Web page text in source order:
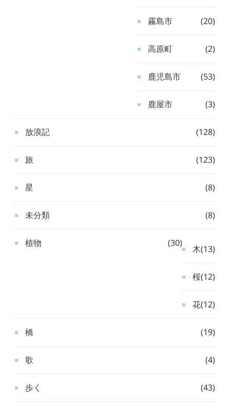
霧島市 (20)
高原町 (2)
鹿児島市 (53)
鹿屋市 (3)
放浪記 (128)
旅 (123)
星 (8)
未分類 (8)
植物 (30)
木(13)
桜(12)
花(12)
橋 (19)
歌 (4)
歩く (43)